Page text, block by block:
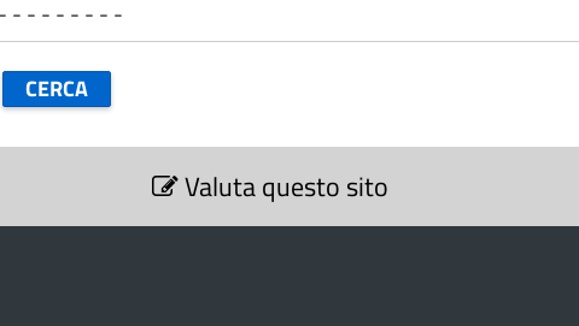
Valuta questo sito